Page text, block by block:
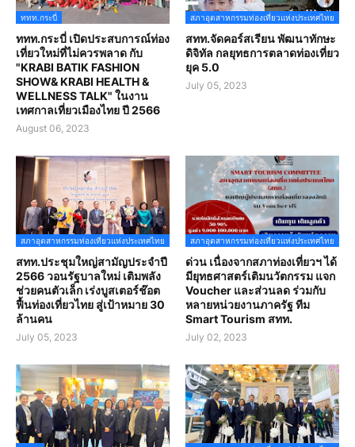
ททท.กระบี่
ททท.กระบี่ เปิดประสบการณ์ท่อง
เที่ยวใหม่ที่ไม่ควรพลาด กับ
"KRABI BATIK FASHION
SHOW& KRABI HEALTH &
WELLNESS TALK" ในงาน
เทศกาลเที่ยวเมืองไทย ปี 2566
August 06, 2023
สภาอุตสาหกรรมท่องเที่ยวแห่งประเทศไทย
สทท.จัดคอร์สเรียน พัฒนาทักษะ
ดิจิทัล กลยุทธการตลาดท่องเที่ยว
ยุค 5.0
July 05, 2023
สภาอุตสาหกรรมท่องเที่ยวแห่งประเทศไทย
สทท.ประชุมใหญ่สามัญประจำปี
2566 วอนรัฐบาลใหม่ เติมพลัง
ช่วยคนตัวเล็ก เร่งบูสเตอร์ช๊อต
ฟื้นท่องเที่ยวไทย สู่เป้าหมาย 30
ล้านคน
July 05, 2023
สภาอุตสาหกรรมท่องเที่ยวแห่งประเทศไทย
ด่วน เนื่องจากสภาท่องเที่ยวฯ ได้
มียุทธศาสตร์เติมนวัตกรรม แจก
Voucher และส่วนลด ร่วมกับ
หลายหน่วยงานภาครัฐ ทีม
Smart Tourism สทท.
July 02, 2023